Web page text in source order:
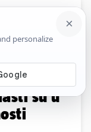
Komentari
su u